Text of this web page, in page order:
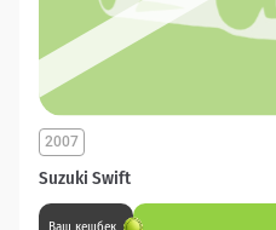
Suzuki Swift
2007